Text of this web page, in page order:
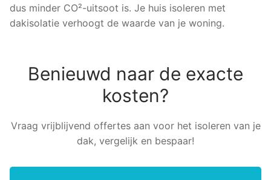
dus minder CO²-uitsoot is. Je huis isoleren met
dakisolatie verhoogt de waarde van je woning.
Benieuwd naar de exacte
kosten?
Vraag vrijblijvend offertes aan voor het isoleren van je
dak, vergelijk en bespaar!